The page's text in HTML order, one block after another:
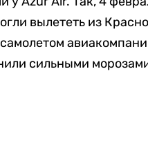
вылететь из
сильными